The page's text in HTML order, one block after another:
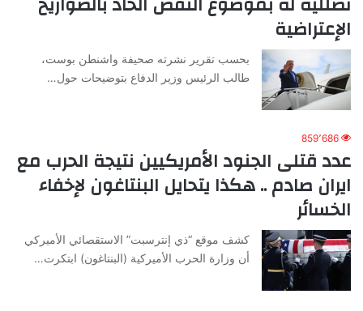
الإعتراضية
بحسب تقرير نشرته صحيفة واشنطن بوست،
طالب الرئيس وزير الدفاع بتوضيحات حول…
859٬686
عدد قتلى الجنود الأمريكيين نتيجة الحرب مع
ايران صادم .. هكذا يتحايل البنتاغون لإخفاء
الخسائر
كشف موقع “ذي إنترسبت” الاستقصائي الأميركي
أن وزارة الحرب الأميركية (البنتاغون) ابتكرت…